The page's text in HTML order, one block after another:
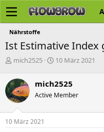
Nährstoffe
Ist Estimative Index
E
s
t
e
l
l
e
mich2525
E
t
e
l
10 März 2021
mich2525
Active Member
10 März 2021